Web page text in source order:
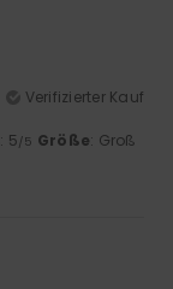
Verifizierter Kauf
: 5/5 Größe: Groß